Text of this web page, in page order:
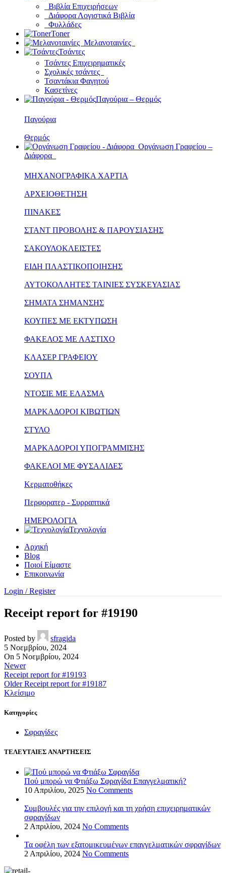
Βιβλία Επιχειρήσεων
Διάφορα Λογιστικά Βιβλία
Φυλλάδες
Toner
Μελανοταινίες
Τσάντες
Τσάντες Επιχειρηματικές
Σχολικές τσάντες
Τσαντάκια Φαγητού
Κασετίνες
Παγούρια – Θερμός
Παγούρια
Θερμός
Οργάνωση Γραφείου –
Διάφορα
ΜΗΧΑΝΟΓΡΑΦΙΚΑ ΧΑΡΤΙΑ
ΑΡΧΕΙΟΘΕΤΗΣΗ
ΠΙΝΑΚΕΣ
ΣΤΑΝΤ ΠΡΟΒΟΛΗΣ & ΠΑΡΟΥΣΙΑΣΗΣ
ΣΑΚΟΥΛΟΚΛΕΙΣΤΕΣ
ΕΙΔΗ ΠΛΑΣΤΙΚΟΠΟΙΗΣΗΣ
ΑΥΤΟΚΟΛΛΗΤΕΣ ΤΑΙΝΙΕΣ ΣΥΣΚΕΥΑΣΙΑΣ
ΣΗΜΑΤΑ ΣΗΜΑΝΣΗΣ
ΚΟΥΠΕΣ ΜΕ ΕΚΤΥΠΩΣΗ
ΦΑΚΕΛΟΣ ΜΕ ΛΑΣΤΙΧΟ
ΚΛΑΣΕΡ ΓΡΑΦΕΙΟΥ
ΣΟΥΠΛ
ΝΤΟΣΙΕ ΜΕ ΕΛΑΣΜΑ
ΜΑΡΚΑΔΟΡΟΙ ΚΙΒΩΤΙΩΝ
ΣΤΥΛΟ
ΜΑΡΚΑΔΟΡΟΙ ΥΠΟΓΡΑΜΜΙΣΗΣ
ΦΑΚΕΛΟΙ ΜΕ ΦΥΣΑΛΙΔΕΣ
Κερματοθήκες
Περφορατερ - Συρραπτικά
ΗΜΕΡΟΛΟΓΙΑ
Τεχνολογία
Αρχική
Blog
Ποιοί Είμαστε
Επικοινωνία
Login / Register
Receipt report for #19190
Posted by
sfragida
5 Νοεμβρίου, 2024
On 5 Νοεμβρίου, 2024
Newer
Receipt report for #19193
Older Receipt report for #19187
Κλείσιμο
Kατηγορίες
Σφραγίδες
ΤΕΛΕΥΤΑΙΕΣ ΑΝΑΡΤΗΣΕΙΣ
Πού μπορώ να Φτιάξω Σφραγίδα Επαγγελματική?
10 Απριλίου, 2025 No Comments
Συμβουλές για την επιλογή και τη χρήση επιχειρηματικών
σφραγίδων
2 Απριλίου, 2024 No Comments
Τα οφέλη των εξατομικευμένων επαγγελματικών σφραγίδων
2 Απριλίου, 2024 No Comments